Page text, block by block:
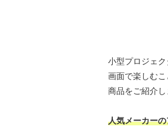
小型プロジェ
画面で楽しむ
商品をご紹介し
人気メーカー